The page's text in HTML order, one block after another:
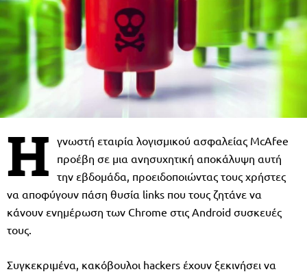
Η γνωστή εταιρία λογισμικού ασφαλείας McAfee
προέβη σε μια ανησυχητική αποκάλυψη αυτή
την εβδομάδα, προειδοποιώντας τους χρήστες
να αποφύγουν πάση θυσία links που τους ζητάνε να
κάνουν ενημέρωση των Chrome στις Android συσκευές
τους.
Συγκεκριμένα, κακόβουλοι hackers έχουν ξεκινήσει να